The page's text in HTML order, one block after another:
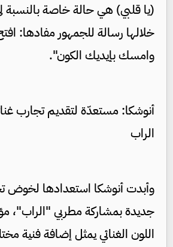
(يا قلبي) هي حالة خاصة بالنسبة
خلالها رسالة للجمهور مفادها:
وامسك بإيديك الكون".
أنوشكا: مستعدّة لتقديم تجارب
الراب
وأبدت أنوشكا استعدادها لخوض
جديدة بمشاركة مطربي "الراب"،
اللون الغنائي يمثل إضافة فنية